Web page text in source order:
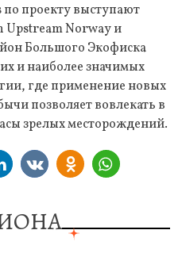
проекту выступают
Upstream Norway и
Большого Экофиска
и наиболее значимых
где применение новых
позволяет вовлекать в
зрелых месторождений.